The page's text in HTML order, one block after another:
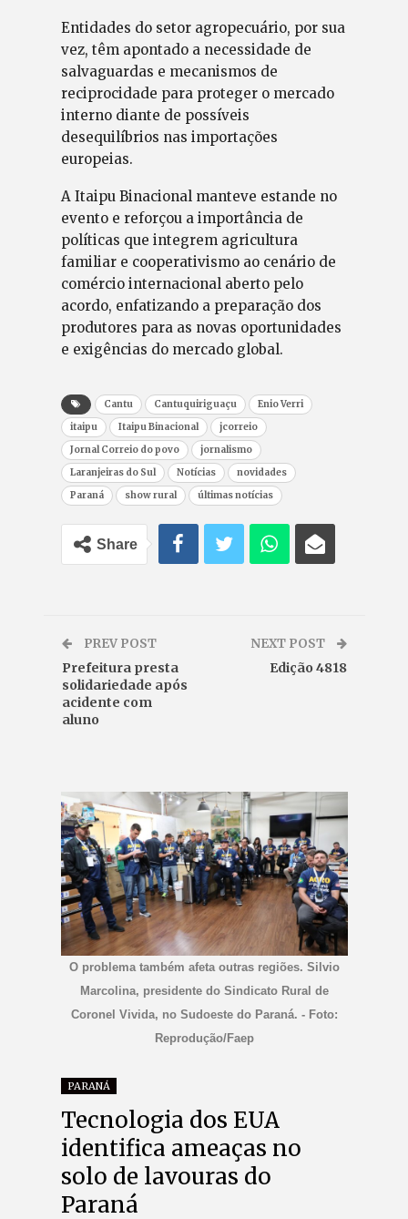
Entidades do setor agropecuário, por sua
vez, têm apontado a necessidade de
salvaguardas e mecanismos de
reciprocidade para proteger o mercado
interno diante de possíveis
desequilíbrios nas importações
europeias.
A Itaipu Binacional manteve estande no
evento e reforçou a importância de
políticas que integrem agricultura
familiar e cooperativismo ao cenário de
comércio internacional aberto pelo
acordo, enfatizando a preparação dos
produtores para as novas oportunidades
e exigências do mercado global.
Cantu Cantuquiriguaçu
Enio Verri
itaipu
Itaipu Binacional
jcorreio
Jornal Correio do povo
jornalismo
Laranjeiras do Sul
Notícias
novidades
Paraná
show rural últimas notícias
Share
PREV POST
Prefeitura presta
solidariedade após
acidente com
aluno
NEXT POST
Edição 4818
O problema também afeta outras regiões. Silvio
Marcolina, presidente do Sindicato Rural de
Coronel Vivida, no Sudoeste do Paraná. - Foto:
Reprodução/Faep
PARANÁ
Tecnologia dos EUA
identifica ameaças no
solo de lavouras do
Paraná